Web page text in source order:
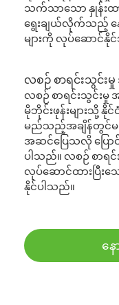
သက်သာသော နှုန်းထာ
ရွေးချယ်လိုက်သည့် န
များကို လုပ်ဆောင်နို
လစဉ် စာရင်းသွင်းမှု
လစဉ် စာရင်းသွင်းမှု
မိုဘိုင်းဖုန်းများသို့ နို
မည်သည့်အချိန်တွင်
အဆင်ပြေသလို ပြေ
ပါသည်။ လစဉ် စာရ
လုပ်ဆောင်ထားပြီးသ
နိုင်ပါသည်။
န